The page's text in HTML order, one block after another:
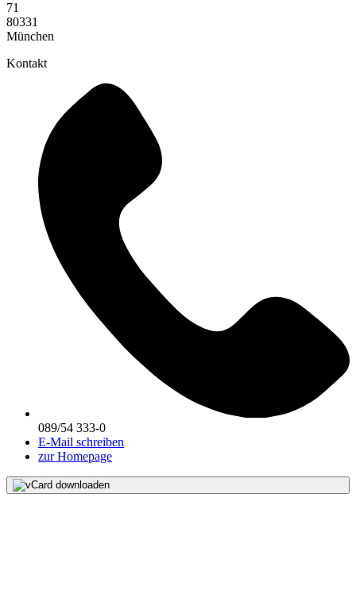
71
80331
München
Kontakt
089/54 333-0
E-Mail schreiben
zur Homepage
vCard downloaden